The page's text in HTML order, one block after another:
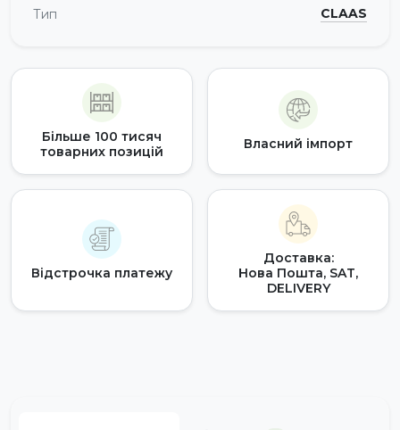
Тип CLAAS
Більше 100 тисяч
товарних позицій
Власний імпорт
Відстрочка платежу
Доставка:
Нова Пошта, SAT,
DELIVERY